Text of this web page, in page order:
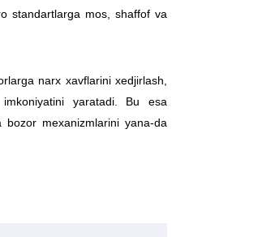
standartlarga mos, shaffof va
narx xavflarini xedjirlash,
imkoniyatini yaratadi. Bu esa
bozor mexanizmlarini yana-da